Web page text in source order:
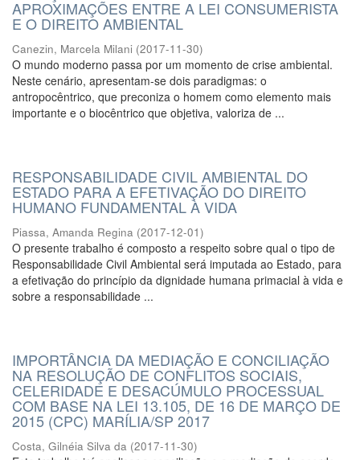
APROXIMAÇÕES ENTRE A LEI CONSUMERISTA
E O DIREITO AMBIENTAL
Canezin, Marcela Milani (2017-11-30)
O mundo moderno passa por um momento de crise ambiental.
Neste cenário, apresentam-se dois paradigmas: o
antropocêntrico, que preconiza o homem como elemento mais
importante e o biocêntrico que objetiva, valoriza de ...
RESPONSABILIDADE CIVIL AMBIENTAL DO
ESTADO PARA A EFETIVAÇÃO DO DIREITO
HUMANO FUNDAMENTAL À VIDA
Piassa, Amanda Regina (2017-12-01)
O presente trabalho é composto a respeito sobre qual o tipo de
Responsabilidade Civil Ambiental será imputada ao Estado, para
a efetivação do princípio da dignidade humana primacial à vida e
sobre a responsabilidade ...
IMPORTÂNCIA DA MEDIAÇÃO E CONCILIAÇÃO
NA RESOLUÇÃO DE CONFLITOS SOCIAIS,
CELERIDADE E DESACÚMULO PROCESSUAL
COM BASE NA LEI 13.105, DE 16 DE MARÇO DE
2015 (CPC) MARÍLIA/SP 2017
Costa, Gilnéia Silva da (2017-11-30)